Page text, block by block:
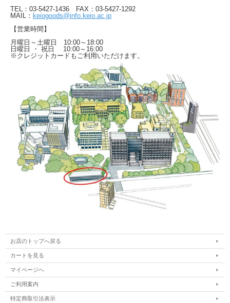
TEL：03-5427-1436 FAX：03-5427-1292
MAIL： keiogoods@info.keio.ac.jp
【営業時間】
月曜日～土曜日 10:00～18:00
日曜日 ・ 祝日 10:00～16:00
※クレジットカードもご利用いただけます。
お店のトップへ戻る
カートを見る
マイページへ
ご利用案内
特定商取引法表示